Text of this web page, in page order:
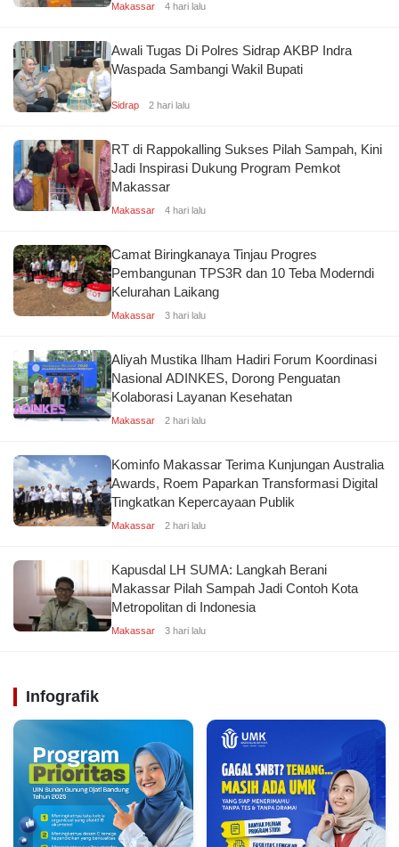
Makassar 4 hari lalu
Awali Tugas Di Polres Sidrap AKBP Indra
Waspada Sambangi Wakil Bupati
Sidrap 2 hari lalu
RT di Rappokalling Sukses Pilah Sampah, Kini
Jadi Inspirasi Dukung Program Pemkot
Makassar
Makassar 4 hari lalu
Camat Biringkanaya Tinjau Progres
Pembangunan TPS3R dan 10 Teba Moderndi
Kelurahan Laikang
Makassar 3 hari lalu
Aliyah Mustika Ilham Hadiri Forum Koordinasi
Nasional ADINKES, Dorong Penguatan
Kolaborasi Layanan Kesehatan
Makassar 2 hari lalu
Kominfo Makassar Terima Kunjungan Australia
Awards, Roem Paparkan Transformasi Digital
Tingkatkan Kepercayaan Publik
Makassar 2 hari lalu
Kapusdal LH SUMA: Langkah Berani
Makassar Pilah Sampah Jadi Contoh Kota
Metropolitan di Indonesia
Makassar 3 hari lalu
Infografik